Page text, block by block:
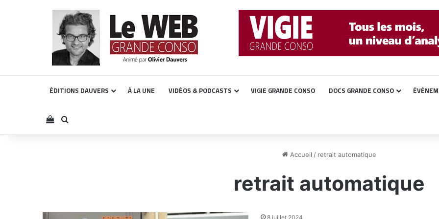
ÉDITIONS DAUVERS À LA UNE VIDÉOS & PODCASTS VIGIE GRANDE CONSO DOCS GRANDE CONSO
Voir votre panier
Rechercher
Accueil / retrait automatique
retrait automatique
8 juillet 2024